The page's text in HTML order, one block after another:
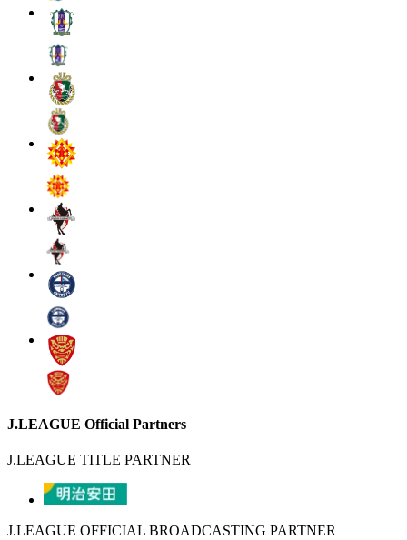
J.LEAGUE Official Partners
J.LEAGUE TITLE PARTNER
J.LEAGUE OFFICIAL BROADCASTING PARTNER